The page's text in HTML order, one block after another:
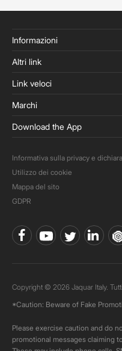
Informazioni
Altri link
Link veloci
Marchi
Download the App
Informativa sulla privacy e
Utilizzo dei cookie
Mappa del sito
GDPR
Copyright © 2026 Jaquar Italy.
*Caution: Beware of Fake
Please exercise caution and do
promotional messages claiming